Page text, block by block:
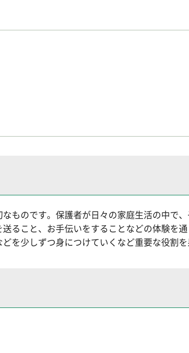
ものです。保護者が日々の家庭生活の中で
ること、お手伝いをすることなどの体験を
を少しずつ身につけていくなど重要な役割を